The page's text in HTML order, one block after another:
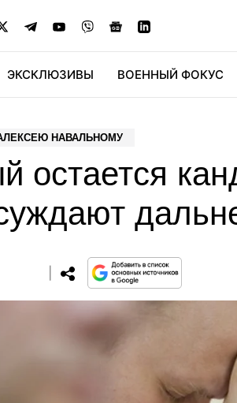
ЭКСКЛЮЗИВЫ ВОЕННЫЙ ФОКУС
НАВАЛЬНОМУ
остается